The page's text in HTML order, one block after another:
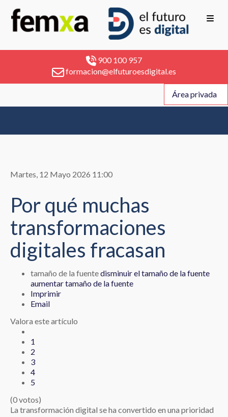
900 100 957
formacion@elfuturoesdigital.es
Área privada
Martes, 12 Mayo 2026 11:00
Por qué muchas
transformaciones
digitales fracasan
tamaño de la fuentedisminuir el tamaño de la fuente
aumentar tamaño de la fuente
Imprimir
Email
Valora este artículo
1
2
3
4
5
(0 votos)
La transformación digital se ha convertido en una prioridad